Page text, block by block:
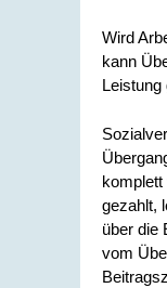
Wird
kann
Leistung
gezahlt,
über die
vom